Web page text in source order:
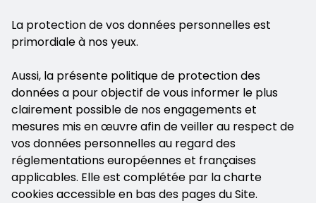
La protection de vos données personnelles est
primordiale à nos yeux.
Aussi, la présente politique de protection des
données a pour objectif de vous informer le plus
clairement possible de nos engagements et
mesures mis en œuvre afin de veiller au respect de
vos données personnelles au regard des
réglementations européennes et françaises
applicables. Elle est complétée par la charte
cookies accessible en bas des pages du Site.